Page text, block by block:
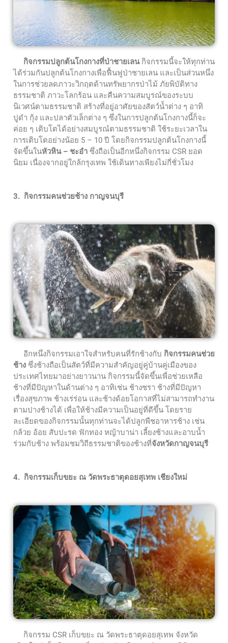
กิจกรรมปลูกต้นโกงกางที่ป่าชายเลน กิจกรรมนี้จะให้ทุกท่าน
ได้ร่วมกันปลูกต้นโกงกางเพื่อฟื้นฟูป่าชายเลน และเป็นส่วนหนึ่ง
ในการช่วยลดภาวะวิกฤตด้านทรัพยากรป่าไม้ ภัยพิบัติทาง
ธรรมชาติ ภาวะโลกร้อน และคืนความสมบูรณ์ของระบบ
นิเวศน์ตามธรรมชาติ สร้างที่อยู่อาศัยของสัตว์น้ำต่าง ๆ อาทิ
ปูดำ กุ้ง และปลาตัวเล็กต่าง ๆ ซึ่งในการปลูกต้นโกงกางนี้ก็จะ
ค่อย ๆ เติบโตได้อย่างสมบูรณ์ตามธรรมชาติ ใช้ระยะเวลาใน
การเติบโตอย่างน้อย 5 – 10 ปี โดยกิจกรรมปลูกต้นโกงกางนี้
จัดขึ้นในหัวหิน – ชะอำ ซึ่งถือเป็นอีกหนึ่งกิจกรรม CSR ยอด
นิยม เนื่องจากอยู่ใกล้กรุงเทพ ใช้เดินทางเพียงไม่กี่ชั่วโมง
3. กิจกรรมคนช่วยช้าง กาญจนบุรี
อีกหนึ่งกิจกรรมเอาใจสำหรับคนที่รักช้างกับ กิจกรรมคนช่วย
ช้าง ซึ่งช้างถือเป็นสัตว์ที่มีความสำคัญอยู่คู่บ้านคู่เมืองของ
ประเทศไทยมาอย่างยาวนาน กิจกรรมนี้จัดขึ้นเพื่อช่วยเหลือ
ช้างที่มีปัญหาในด้านต่าง ๆ อาทิเช่น ช้างชรา ช้างที่มีปัญหา
เรื่องสุขภาพ ช้างเร่ร่อน และช้างด้อยโอกาสที่ไม่สามารถทำงาน
ตามปางช้างได้ เพื่อให้ช้างมีความเป็นอยู่ที่ดีขึ้น โดยราย
ละเอียดของกิจกรรมนั้นทุกท่านจะได้ปลูกพืชอาหารช้าง เช่น
กล้วย อ้อย สับปะรด ฟักทอง หญ้าบาน่า เลี้ยงช้างและอาบน้ำ
ร่วมกับช้าง พร้อมชมวิถีธรรมชาติของช้างที่จังหวัดกาญจนบุรี
4. กิจกรรมเก็บขยะ ณ วัดพระธาตุดอยสุเทพ เชียงใหม่
กิจกรรม CSR เก็บขยะ ณ วัดพระธาตุดอยสุเทพ จังหวัด